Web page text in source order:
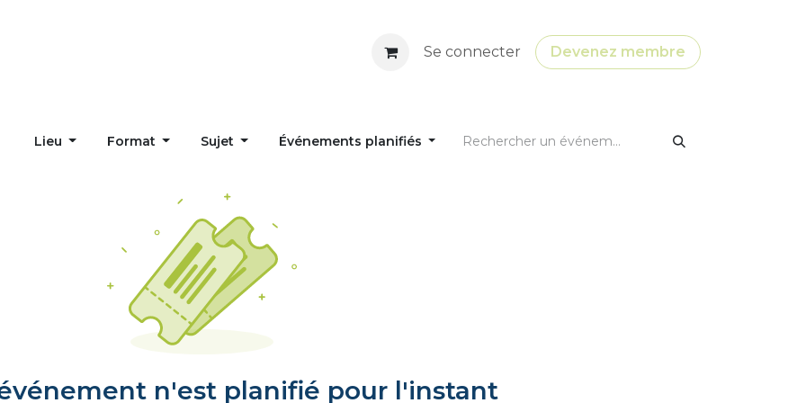
Se connecter Devenez membre
Lieu Format Sujet Événements planifiés
n'est planifié pour l'instant